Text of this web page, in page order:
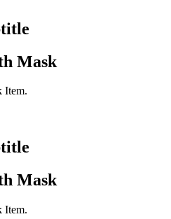
Mask
Item.
Mask
Item.